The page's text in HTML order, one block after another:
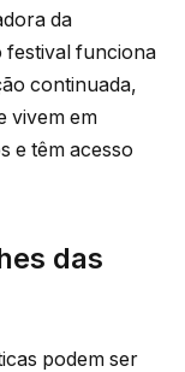
da
festival funciona
continuada,
vivem em
e têm acesso
das
podem ser